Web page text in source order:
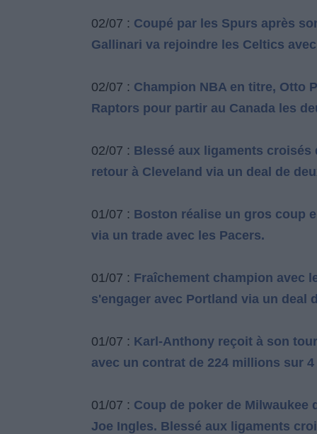
02/07 : Coupé par les Spurs après
Gallinari va rejoindre les Celtics
02/07 : Champion NBA en titre, Otto
Raptors pour partir au Canada les
02/07 : Blessé aux ligaments
retour à Cleveland via un deal de
01/07 : Boston réalise un gros coup
via un trade avec les Pacers.
01/07 : Fraîchement champion avec
s'engager avec Portland via un deal
01/07 : Karl-Anthony reçoit à son
avec un contrat de 224 millions sur 4
01/07 : Coup de poker de
Joe Ingles. Blessé aux ligaments